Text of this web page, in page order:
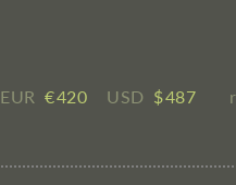
EUR € ​420 USD $ ​487